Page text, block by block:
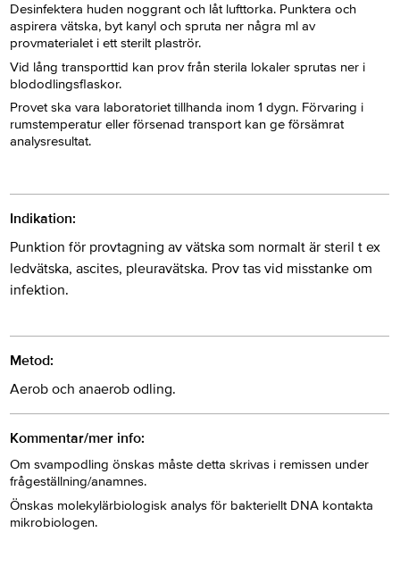
Desinfektera huden noggrant och låt lufttorka. Punktera och
aspirera vätska, byt kanyl och spruta ner några ml av
provmaterialet i ett sterilt plaströr.
Vid lång transporttid kan prov från sterila lokaler sprutas ner i
blododlingsflaskor.
Provet ska vara laboratoriet tillhanda inom 1 dygn. Förvaring i
rumstemperatur eller försenad transport kan ge försämrat
analysresultat.
Indikation:
Punktion för provtagning av vätska som normalt är steril t ex
ledvätska, ascites, pleuravätska. Prov tas vid misstanke om
infektion.
Metod:
Aerob och anaerob odling.
Kommentar/mer info:
Om svampodling önskas måste detta skrivas i remissen under
frågeställning/anamnes.
Önskas molekylärbiologisk analys för bakteriellt DNA kontakta
mikrobiologen.